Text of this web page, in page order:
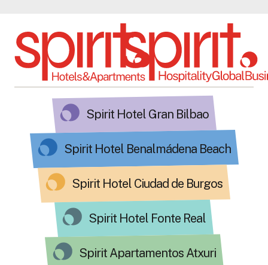
Spirit Hotel Gran Bilbao
Spirit Hotel Benalmádena Beach
Spirit Hotel Ciudad de Burgos
Spirit Hotel Fonte Real
Spirit Apartamentos Atxuri